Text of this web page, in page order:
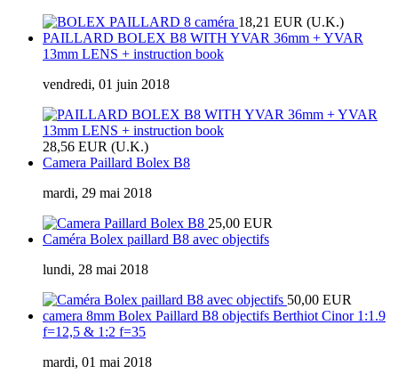
18,21 EUR (U.K.)
PAILLARD BOLEX B8 WITH YVAR 36mm + YVAR
13mm LENS + instruction book
vendredi, 01 juin 2018
28,56 EUR (U.K.)
Camera Paillard Bolex B8
mardi, 29 mai 2018
25,00 EUR
Caméra Bolex paillard B8 avec objectifs
lundi, 28 mai 2018
50,00 EUR
camera 8mm Bolex Paillard B8 objectifs Berthiot Cinor 1:1.9
f=12,5 & 1:2 f=35
mardi, 01 mai 2018